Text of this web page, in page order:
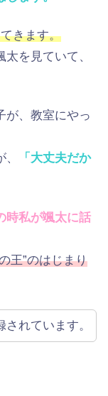
きます。
を見ていて、
が、教室にやっ
「大丈夫だか
時私が颯太に話
王”のはじまり
れています。